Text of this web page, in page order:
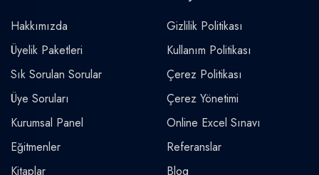
Hakkımızda
Üyelik Paketleri
Sık Sorulan Sorular
Üye Soruları
Kurumsal Panel
Eğitmenler
Kitaplar
Gizlilik Politikası
Kullanım Politikası
Çerez Politikası
Çerez Yönetimi
Online Excel Sınavı
Referanslar
Blog